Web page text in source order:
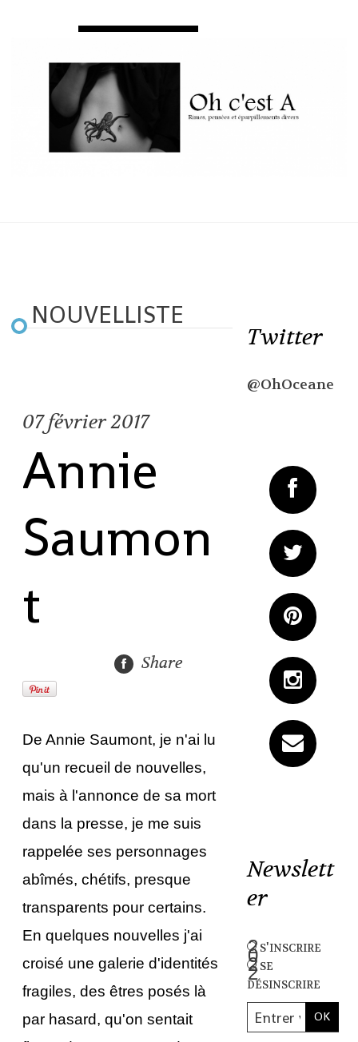
NOUVELLISTE
07 février 2017
Annie
Saumon
t
Share
De Annie Saumont, je n'ai lu
qu'un recueil de nouvelles,
mais à l'annonce de sa mort
dans la presse, je me suis
rappelée ses personnages
abîmés, chétifs, presque
transparents pour certains.
En quelques nouvelles j'ai
croisé une galerie d'identités
fragiles, des êtres posés là
par hasard, qu'on sentait
Twitter
@OhOceane
Newslett
er
s'inscrire
se
désinscrire